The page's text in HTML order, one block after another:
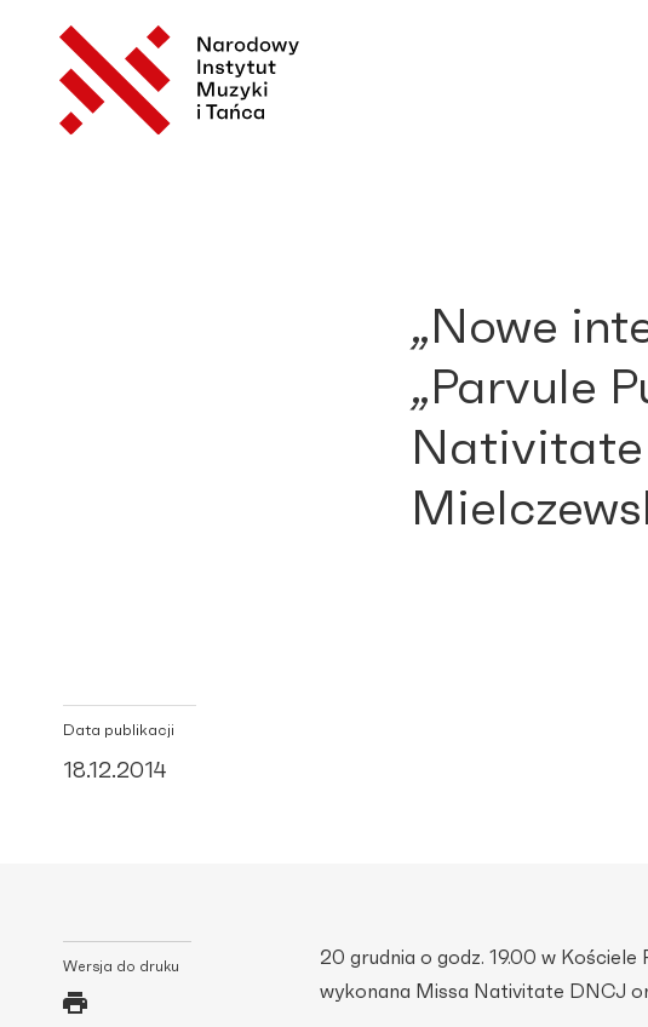
„Nowe
„Parvule
Data publikacji
18.12.2014
Wersja do druku
20 grudnia o godz. 19.00 w
wykonana Missa Nativitate DNCJ